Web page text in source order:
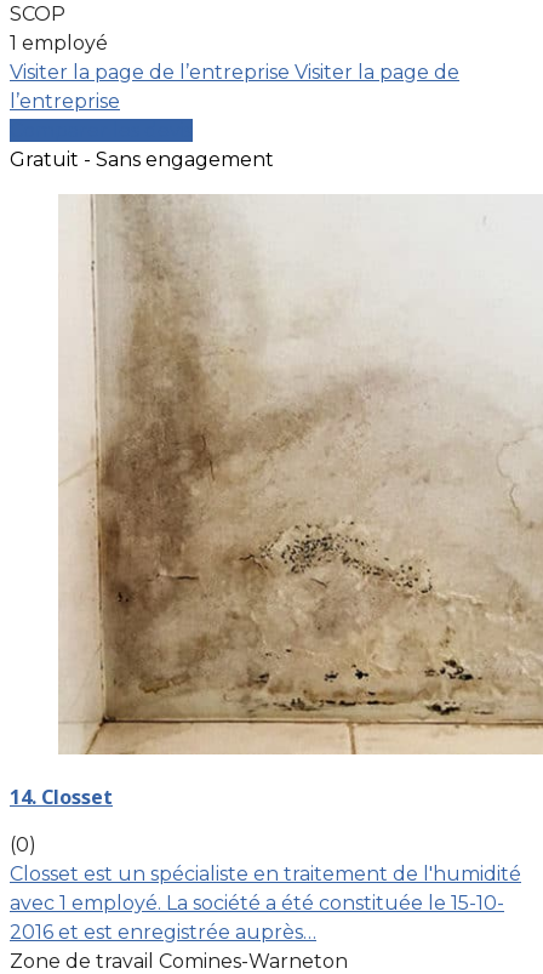
SCOP
1 employé
Visiter la page de l’entreprise Visiter la page de
l’entreprise
Gratuit - Sans engagement
14. Closset
(0)
Closset est un spécialiste en traitement de l'humidité
avec 1 employé. La société a été constituée le 15-10-
2016 et est enregistrée auprès…
Zone de travail Comines-Warneton